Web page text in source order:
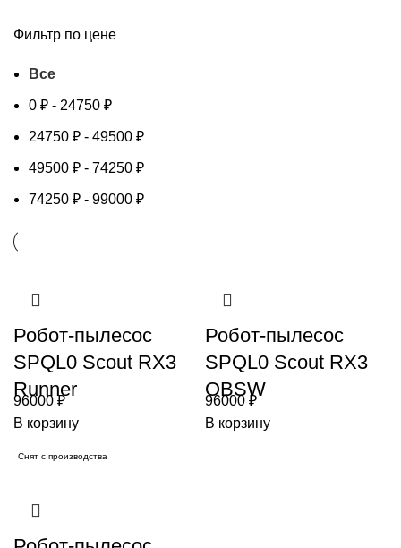
Фильтр по цене
Все
0 ₽ - 24750 ₽
24750 ₽ - 49500 ₽
49500 ₽ - 74250 ₽
74250 ₽ - 99000 ₽
Робот-пылесос
SPQL0 Scout RX3
Runner
96000₽
В корзину
Робот-пылесос
SPQL0 Scout RX3
OBSW
96000 ₽
В корзину
Снят с производства